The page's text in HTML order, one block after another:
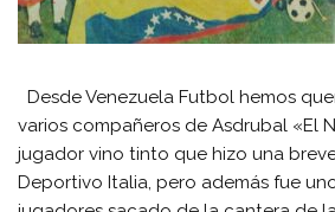
Desde Venezuela Futbol hemos
varios compañeros de Asdrubal «El
jugador vino tinto que hizo una
Deportivo Italia, pero además fue